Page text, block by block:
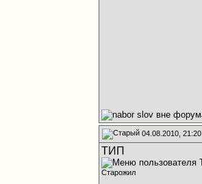
04.08.2010, 21:20
ТИП
Старожил